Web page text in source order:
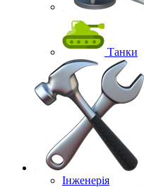
Танки
Інженерія